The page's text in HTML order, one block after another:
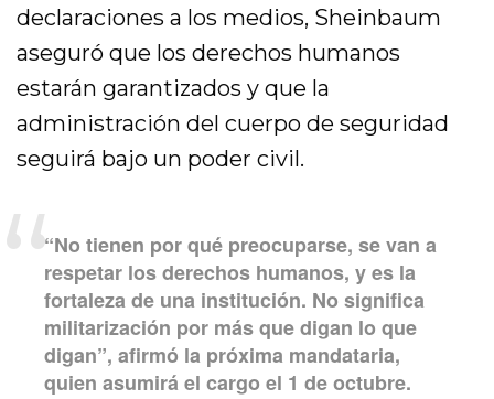
declaraciones a los medios, Sheinbaum
aseguró que los derechos humanos
estarán garantizados y que la
administración del cuerpo de seguridad
seguirá bajo un poder civil.
“No tienen por qué preocuparse, se van a
respetar los derechos humanos, y es la
fortaleza de una institución. No significa
militarización por más que digan lo que
digan”, afirmó la próxima mandataria,
quien asumirá el cargo el 1 de octubre.